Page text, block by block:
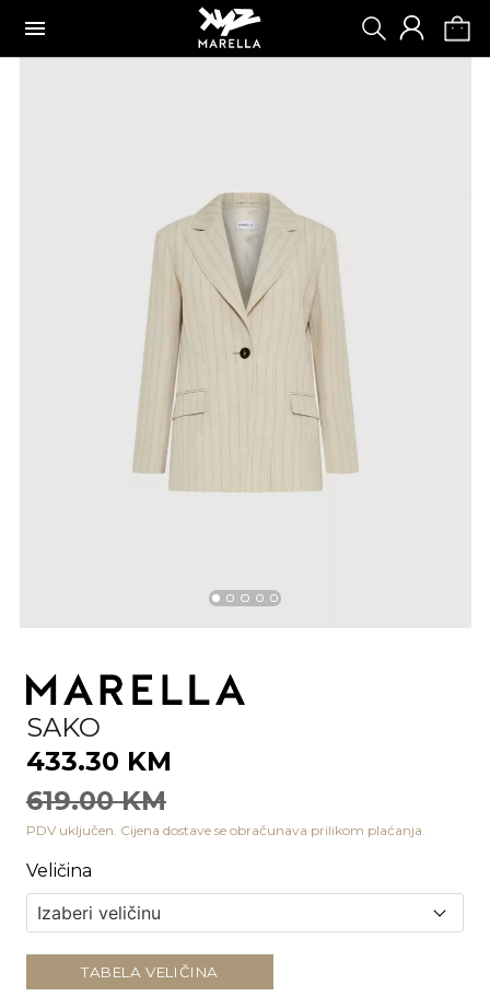
SAKO
433.30 KM
619.00 KM
PDV uključen. Cijena dostave se obračunava prilikom plaćanja.
Veličina
TABELA VELIČINA